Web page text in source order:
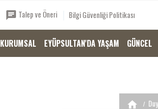
Talep ve Öneri Bilgi Güvenliği Politikası
KURUMSAL EYÜPSULTAN'DA YAŞAM GÜNCEL